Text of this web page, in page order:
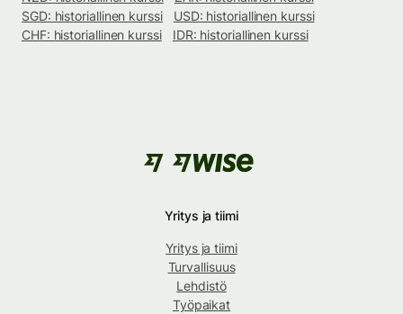
SGD: historiallinen kurssi
USD: historiallinen kurssi
CHF: historiallinen kurssi
IDR: historiallinen kurssi
Yritys ja tiimi
Yritys ja tiimi
Turvallisuus
Lehdistö
Työpaikat